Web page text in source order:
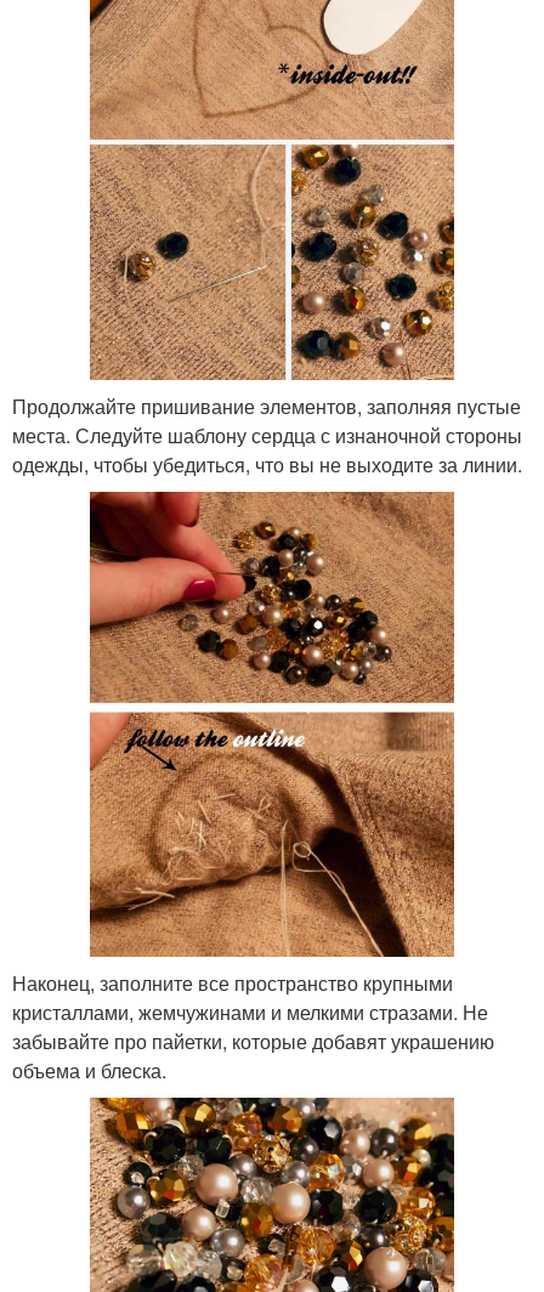
Продолжайте пришивание элементов, заполняя пустые
места. Следуйте шаблону сердца с изнаночной стороны
одежды, чтобы убедиться, что вы не выходите за линии.
Наконец, заполните все пространство крупными
кристаллами, жемчужинами и мелкими стразами. Не
забывайте про пайетки, которые добавят украшению
объема и блеска.